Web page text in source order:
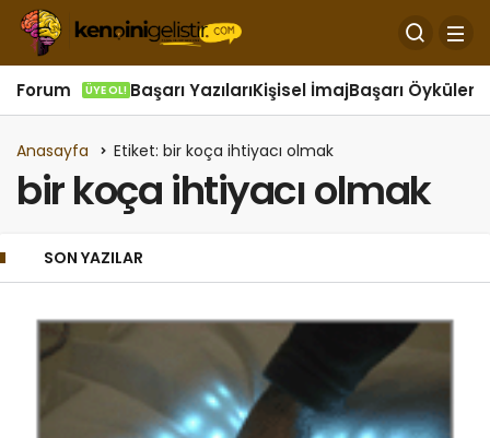
Forum ÜYE OL! Başarı YazılarıKişisel İmajBaşarı Öyküleri
Anasayfa Etiket: bir koça ihtiyacı olmak
bir koça ihtiyacı olmak
SON YAZILAR